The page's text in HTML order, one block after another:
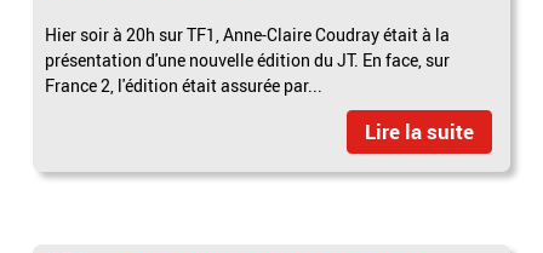
Hier soir à 20h sur TF1, Anne-Claire Coudray était à la
présentation d'une nouvelle édition du JT. En face, sur
France 2, l'édition était assurée par...
Lire la suite